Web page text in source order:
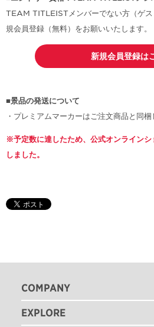
TEAM TITLEISTメンバーでない方（ゲス
規会員登録（無料）をお願いいたします。
新規会員登録は
■景品の発送について
・プレミアムマーカーはご注文商品と同
※予定数に達したため、公式オンライン
しました。
COMPANY
THE TITLEIST STORY
EXPLORE